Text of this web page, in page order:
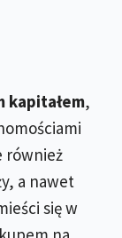
kapitałem,
również
a nawet
się w